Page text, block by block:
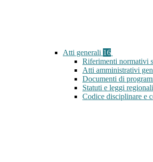
Atti generali 16
Riferimenti normativi
Atti amministrativi
Documenti di
Statuti e leggi regionali
Codice disciplinare e